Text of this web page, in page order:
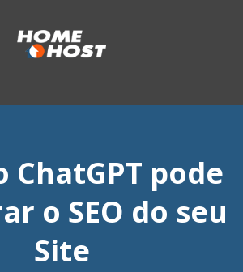
ChatGPT pode
o SEO do seu
Site